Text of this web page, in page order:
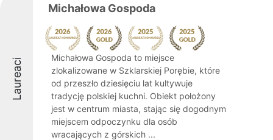
Laureaci
Michałowa Gospoda
Michałowa Gospoda to miejsce
zlokalizowane w Szklarskiej Porębie, które
od przeszło dziesięciu lat kultywuje
tradycję polskiej kuchni. Obiekt położony
jest w centrum miasta, stając się dogodnym
miejscem odpoczynku dla osób
wracających z górskich ...